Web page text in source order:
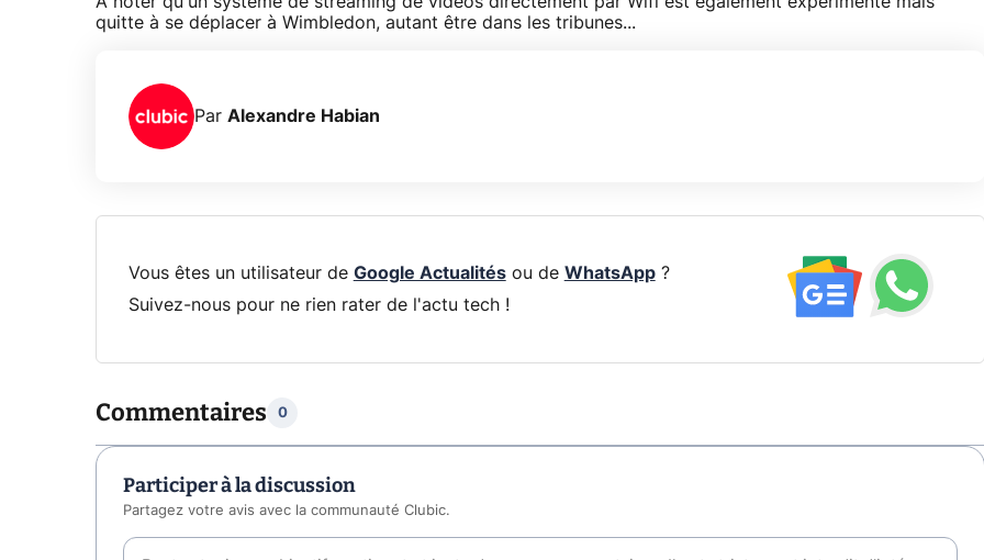
quitte à se déplacer à Wimbledon, autant être dans les tribunes...
Par Alexandre Habian
Vous êtes un utilisateur de Google Actualitésou de WhatsApp?
Suivez-nous pour ne rien rater de l'actu tech !
Commentaires 0
Participer à la discussion
Partagez votre avis avec la communauté Clubic.